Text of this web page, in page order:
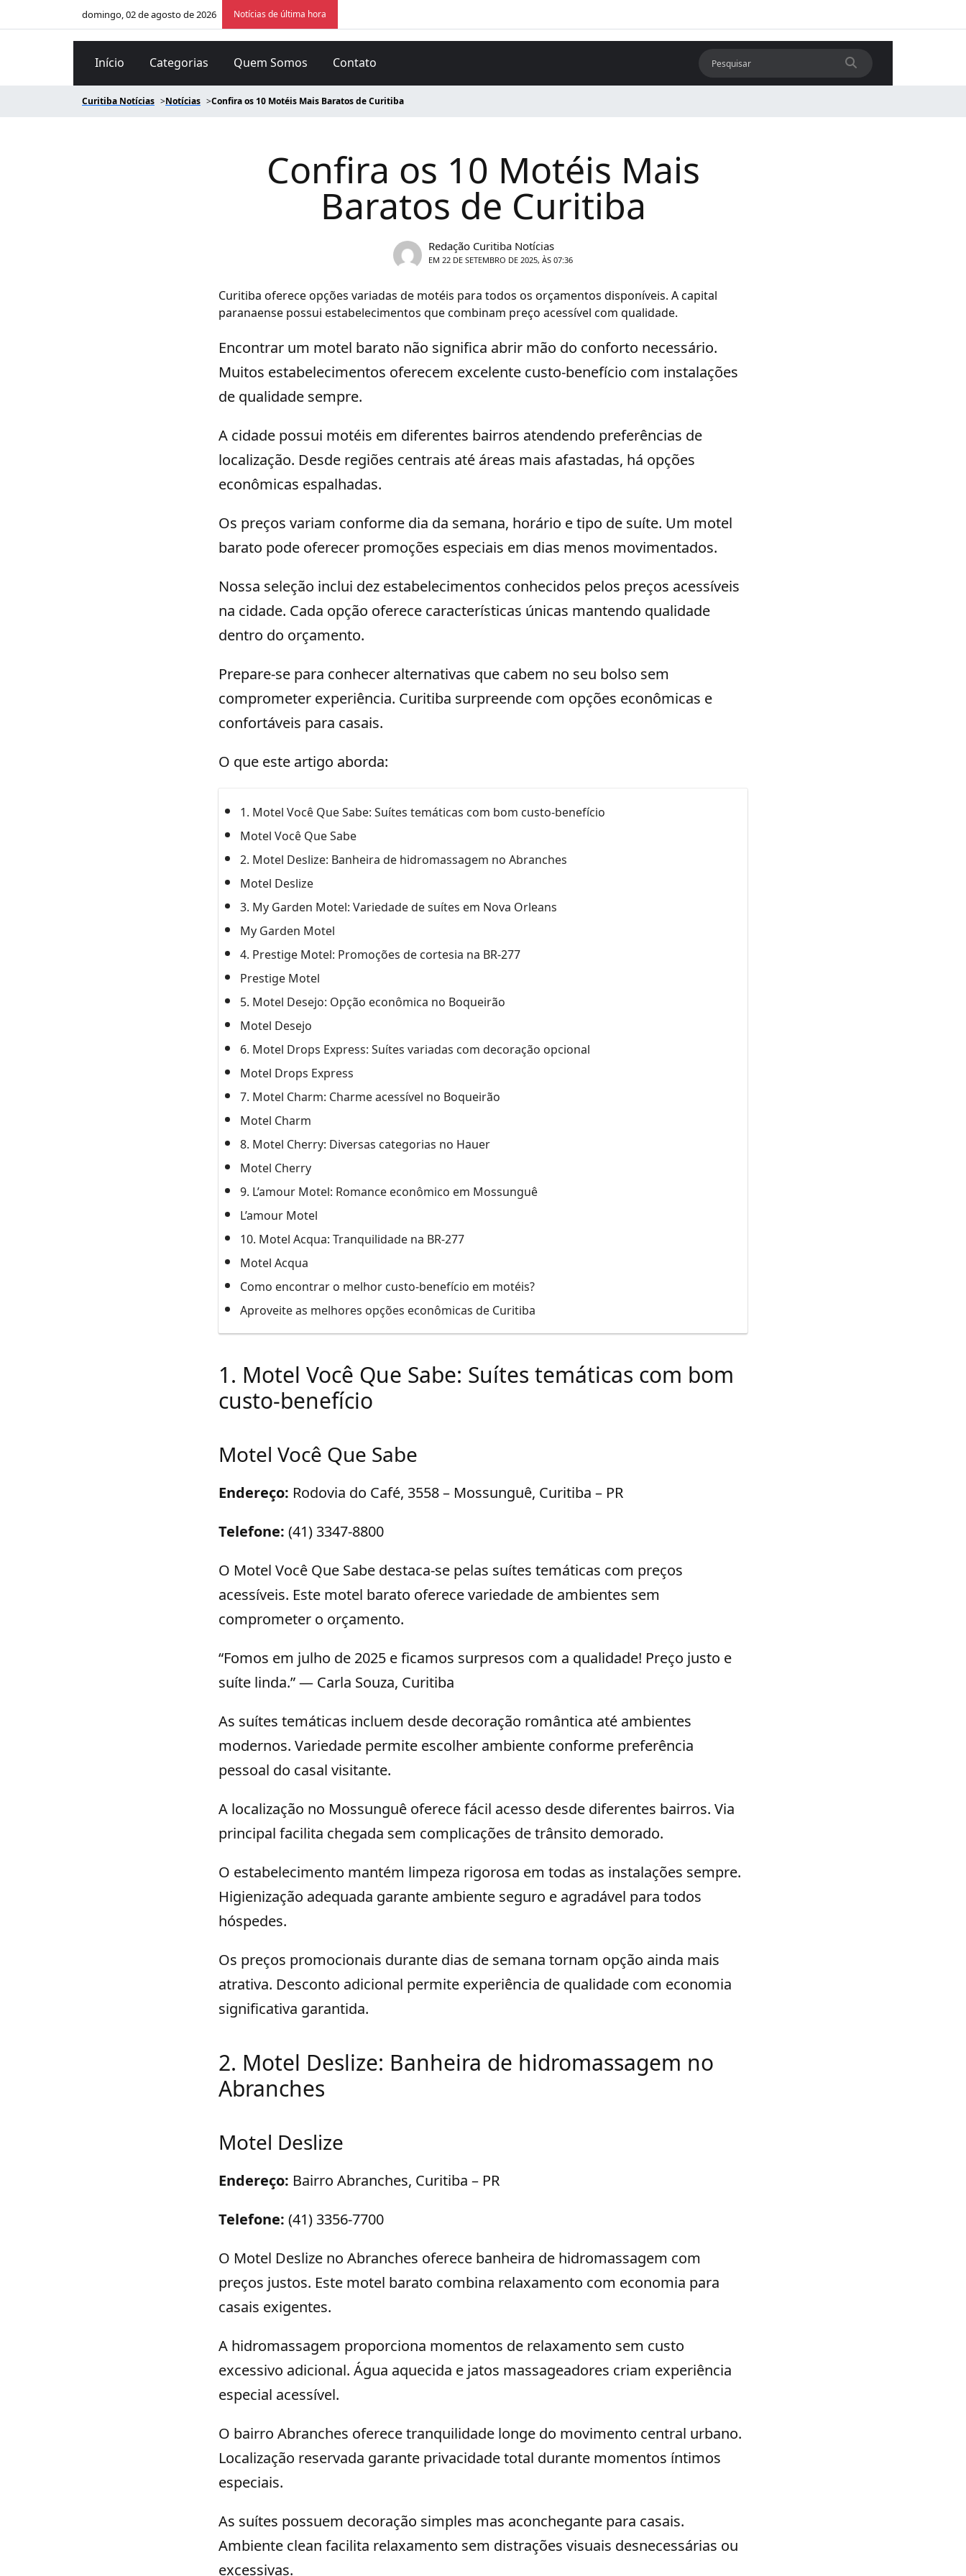
domingo, 02 de agosto de 2026 Notícias de última hora
Início Categorias Quem Somos Contato
Curitiba Notícias Notícias Confira os 10 Motéis Mais Baratos de Curitiba
Confira os 10 Motéis Mais
Baratos de Curitiba
Redação Curitiba Notícias
EM 22 DE SETEMBRO DE 2025, ÀS 07:36
Curitiba oferece opções variadas de motéis para todos os orçamentos disponíveis. A capital
paranaense possui estabelecimentos que combinam preço acessível com qualidade.
Encontrar um motel barato não significa abrir mão do conforto necessário.
Muitos estabelecimentos oferecem excelente custo-benefício com instalações
de qualidade sempre.
A cidade possui motéis em diferentes bairros atendendo preferências de
localização. Desde regiões centrais até áreas mais afastadas, há opções
econômicas espalhadas.
Os preços variam conforme dia da semana, horário e tipo de suíte. Um motel
barato pode oferecer promoções especiais em dias menos movimentados.
Nossa seleção inclui dez estabelecimentos conhecidos pelos preços acessíveis
na cidade. Cada opção oferece características únicas mantendo qualidade
dentro do orçamento.
Prepare-se para conhecer alternativas que cabem no seu bolso sem
comprometer experiência. Curitiba surpreende com opções econômicas e
confortáveis para casais.
O que este artigo aborda:
1. Motel Você Que Sabe: Suítes temáticas com bom custo-benefício
Motel Você Que Sabe
2. Motel Deslize: Banheira de hidromassagem no Abranches
Motel Deslize
3. My Garden Motel: Variedade de suítes em Nova Orleans
My Garden Motel
4. Prestige Motel: Promoções de cortesia na BR-277
Prestige Motel
5. Motel Desejo: Opção econômica no Boqueirão
Motel Desejo
6. Motel Drops Express: Suítes variadas com decoração opcional
Motel Drops Express
7. Motel Charm: Charme acessível no Boqueirão
Motel Charm
8. Motel Cherry: Diversas categorias no Hauer
Motel Cherry
9. L’amour Motel: Romance econômico em Mossunguê
L’amour Motel
10. Motel Acqua: Tranquilidade na BR-277
Motel Acqua
Como encontrar o melhor custo-benefício em motéis?
Aproveite as melhores opções econômicas de Curitiba
1. Motel Você Que Sabe: Suítes temáticas com bom
custo-benefício
Motel Você Que Sabe
Endereço: Rodovia do Café, 3558 – Mossunguê, Curitiba – PR
Telefone: (41) 3347-8800
O Motel Você Que Sabe destaca-se pelas suítes temáticas com preços
acessíveis. Este motel barato oferece variedade de ambientes sem
comprometer o orçamento.
“Fomos em julho de 2025 e ficamos surpresos com a qualidade! Preço justo e
suíte linda.” — Carla Souza, Curitiba
As suítes temáticas incluem desde decoração romântica até ambientes
modernos. Variedade permite escolher ambiente conforme preferência
pessoal do casal visitante.
A localização no Mossunguê oferece fácil acesso desde diferentes bairros. Via
principal facilita chegada sem complicações de trânsito demorado.
O estabelecimento mantém limpeza rigorosa em todas as instalações sempre.
Higienização adequada garante ambiente seguro e agradável para todos
hóspedes.
Os preços promocionais durante dias de semana tornam opção ainda mais
atrativa. Desconto adicional permite experiência de qualidade com economia
significativa garantida.
2. Motel Deslize: Banheira de hidromassagem no
Abranches
Motel Deslize
Endereço: Bairro Abranches, Curitiba – PR
Telefone: (41) 3356-7700
O Motel Deslize no Abranches oferece banheira de hidromassagem com
preços justos. Este motel barato combina relaxamento com economia para
casais exigentes.
A hidromassagem proporciona momentos de relaxamento sem custo
excessivo adicional. Água aquecida e jatos massageadores criam experiência
especial acessível.
O bairro Abranches oferece tranquilidade longe do movimento central urbano.
Localização reservada garante privacidade total durante momentos íntimos
especiais.
As suítes possuem decoração simples mas aconchegante para casais.
Ambiente clean facilita relaxamento sem distrações visuais desnecessárias ou
excessivas.